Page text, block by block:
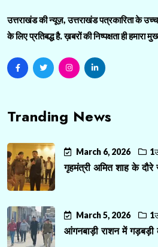
उत्तराखंड की न्यूज़, उत्तराखंड पत्रकारिता के
के लिए प्रतिबद्ध है. ख़बरों की निष्पक्षता ही हमारा
Tranding News
March 6, 2026
गृहमंत्री अमित शाह के
March 5, 2026
आंगनबाड़ी राशन में